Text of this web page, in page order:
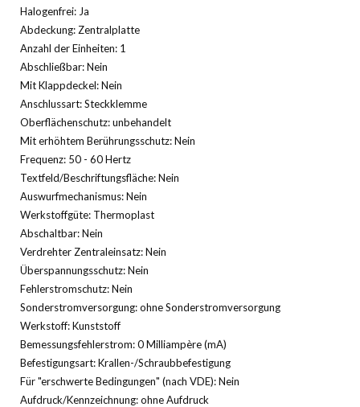
Halogenfrei: Ja
Abdeckung: Zentralplatte
Anzahl der Einheiten: 1
Abschließbar: Nein
Mit Klappdeckel: Nein
Anschlussart: Steckklemme
Oberflächenschutz: unbehandelt
Mit erhöhtem Berührungsschutz: Nein
Frequenz: 50 - 60 Hertz
Textfeld/Beschriftungsfläche: Nein
Auswurfmechanismus: Nein
Werkstoffgüte: Thermoplast
Abschaltbar: Nein
Verdrehter Zentraleinsatz: Nein
Überspannungsschutz: Nein
Fehlerstromschutz: Nein
Sonderstromversorgung: ohne Sonderstromversorgung
Werkstoff: Kunststoff
Bemessungsfehlerstrom: 0 Milliampère (mA)
Befestigungsart: Krallen-/Schraubbefestigung
Für "erschwerte Bedingungen" (nach VDE): Nein
Aufdruck/Kennzeichnung: ohne Aufdruck